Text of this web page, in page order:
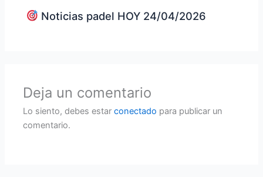
Noticias padel HOY 24/04/2026
Deja un comentario
Lo siento, debes estarconectado para publicar un
comentario.